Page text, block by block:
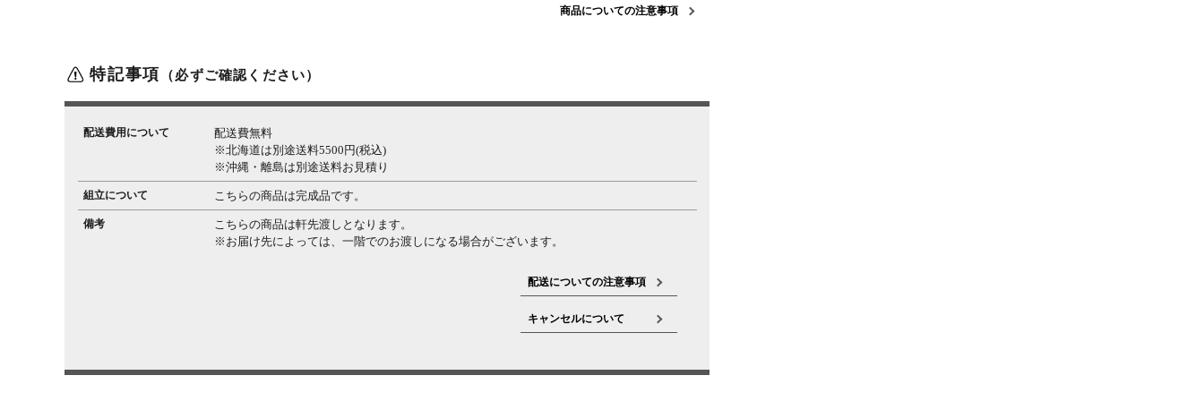
商品についての注意事項
特記事項 （必ずご確認ください）
配送費用について
配送費無料
※北海道は別途送料5500円(税込)
※沖縄・離島は別途送料お見積り
組立について こちらの商品は完成品です。
備考
こちらの商品は軒先渡しとなります。
※お届け先によっては、一階でのお渡しになる場合がございます。
配送についての注意事項
キャンセルについて